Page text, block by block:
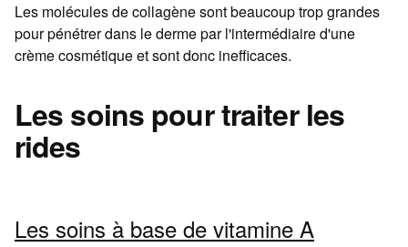
Les molécules de collagène sont beaucoup trop grandes
pour pénétrer dans le derme par l'intermédiaire d'une
crème cosmétique et sont donc inefficaces.
Les soins pour traiter les
rides
Les soins à base de vitamine A